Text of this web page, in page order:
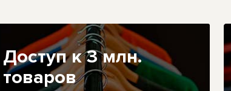
Доступ к 3 млн.
товаров